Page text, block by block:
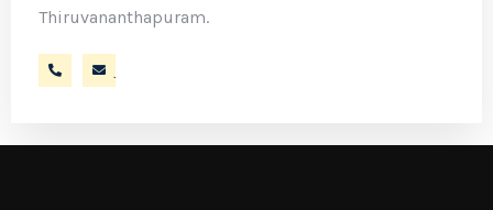
Thiruvananthapuram.
9447585434